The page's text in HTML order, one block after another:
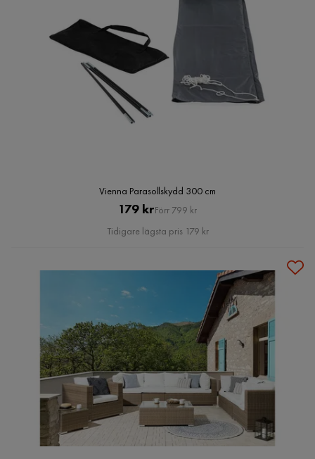
Vienna Parasollskydd 300 cm
Pris
179 krOriginal
Pris
Förr 799 kr
Tidigare lägsta pris 179 kr